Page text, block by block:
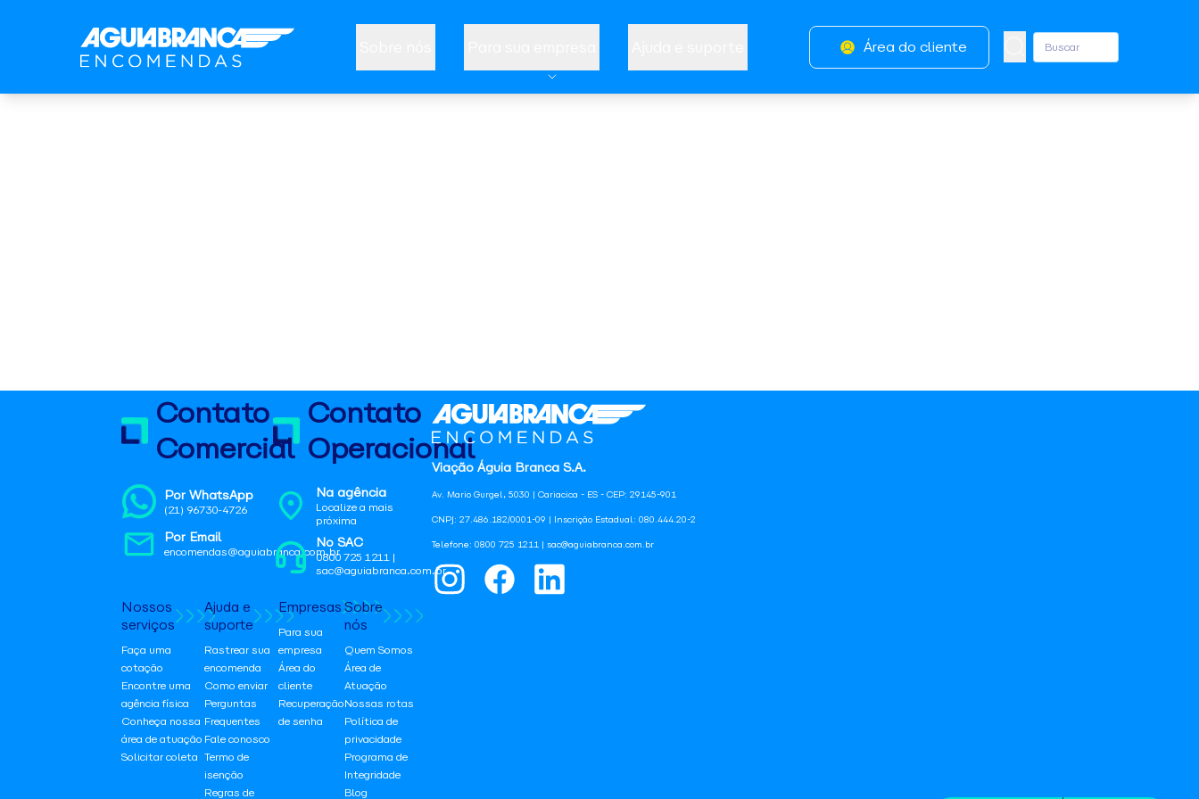
Área do cliente
Viação Águia Branca S.A.
Av. Mario Gurgel, 5030 | Cariacica - ES - CEP: 29145-901
CNPJ: 27.486.182/0001-09 | Inscrição Estadual: 080.444.20-2
Telefone: 0800 725 1211 | sac@aguiabranca.com.br
Contato
Comercial
Por WhatsApp
(21) 96730-4726
Por Email
encomendas@aguiabranca.com.br
Contato
Operacional
Na agência
Localize a mais
próxima
No SAC
0800 725 1211 |
sac@aguiabranca.com.br
Nossos
serviços
Faça uma
cotação
Encontre uma
agência física
Conheça nossa
área de atuação
Solicitar coleta
Ajuda e
suporte
Rastrear sua
encomenda
Como enviar
Perguntas
Frequentes
Fale conosco
Termo de
isenção
Regras de
Empresas
Para sua
empresa
Área do
cliente
Recuperação
de senha
Sobre
nós
Quem Somos
Área de
Atuação
Nossas rotas
Política de
privacidade
Programa de
Integridade
Blog